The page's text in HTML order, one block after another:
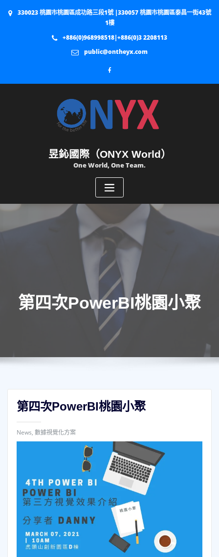
330023 桃園市桃園區成功路三段1號 |330057 桃園市桃園區泰昌一街43號
1樓
+886(0)968998518|+886(0)3 2208113
public@ontheyx.com
昱鈊國際（ONYX World）
One World, One Team.
第四次PowerBI桃園小聚
第四次PowerBI桃園小聚
News, 數據視覺化方案